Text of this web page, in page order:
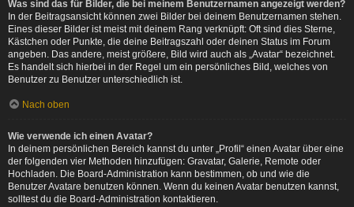
Was sind das für Bilder, die bei meinem Benutzernamen angezeigt werden?
In der Beitragsansicht können zwei Bilder bei deinem Benutzernamen stehen.
Eines dieser Bilder ist meist mit deinem Rang verknüpft: Oft sind dies Sterne,
Kästchen oder Punkte, die deine Beitragszahl oder deinen Status im Forum
angeben. Das andere, meist größere, Bild wird auch als „Avatar“ bezeichnet.
Es handelt sich hierbei in der Regel um ein persönliches Bild, welches von
Benutzer zu Benutzer unterschiedlich ist.
Nach oben
Wie verwende ich einen Avatar?
In deinem persönlichen Bereich kannst du unter „Profil“ einen Avatar über eine
der folgenden vier Methoden hinzufügen: Gravatar, Galerie, Remote oder
Hochladen. Die Board-Administration kann bestimmen, ob und wie die
Benutzer Avatare benutzen können. Wenn du keinen Avatar benutzen kannst,
solltest du die Board-Administration kontaktieren.